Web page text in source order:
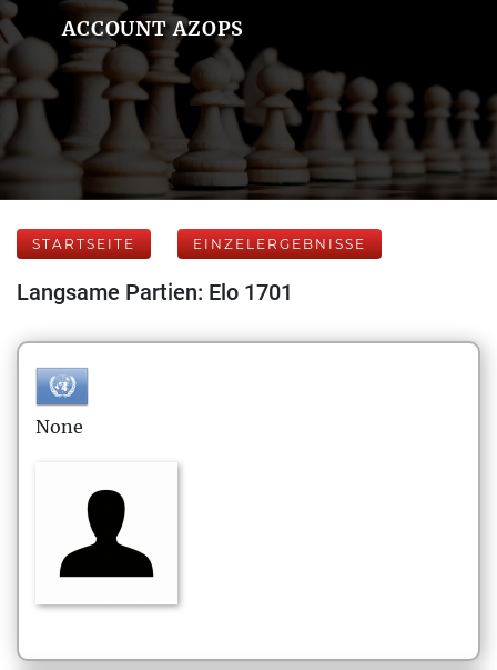
ACCOUNT AZOPS
STARTSEITE EINZELERGEBNISSE
Langsame Partien: Elo 1701
None